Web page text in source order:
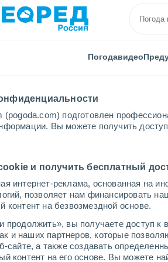
(pogoda.com) подготовлен
Вы можете получить
и получить бесплатный
интернет-реклама, основанная на
позволяет нам финансировать
контент на безвозмездной основе.
продолжить», вы получаете доступ к
и наших партнеров, которые
сайте, а также создавать
контент на его основе. Вы можете
Погодавидео
в Сарове